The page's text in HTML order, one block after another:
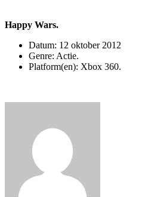
Happy Wars.
Datum: 12 oktober 2012
Genre: Actie.
Platform(en): Xbox 360.